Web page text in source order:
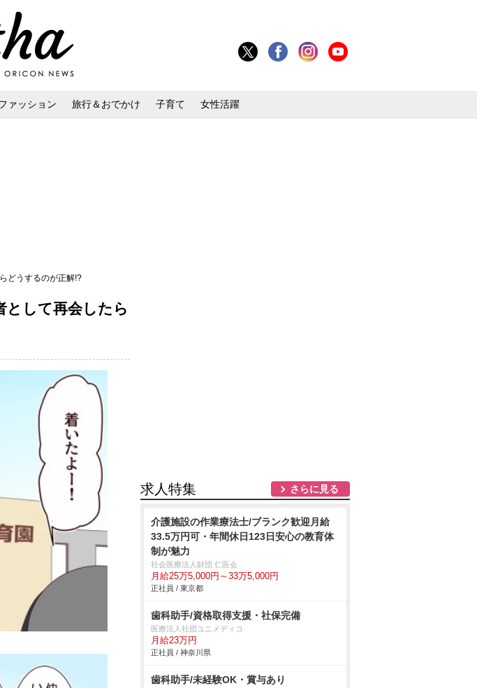
ァッション 旅行＆おでかけ 子育て 女性活躍
どうするのが正解!?
として再会したら
求人特集 さらに見る
介護施設の作業療法士/ブランク歓迎月給
33.5万円可・年間休日123日安心の教育体
制が魅力
社会医療法人財団 仁医会
月給25万5,000円～33万5,000円
正社員 / 東京都
歯科助手/資格取得支援・社保完備
医療法人社団ユニメディコ
月給23万円
正社員 / 神奈川県
歯科助手/未経験OK・賞与あり